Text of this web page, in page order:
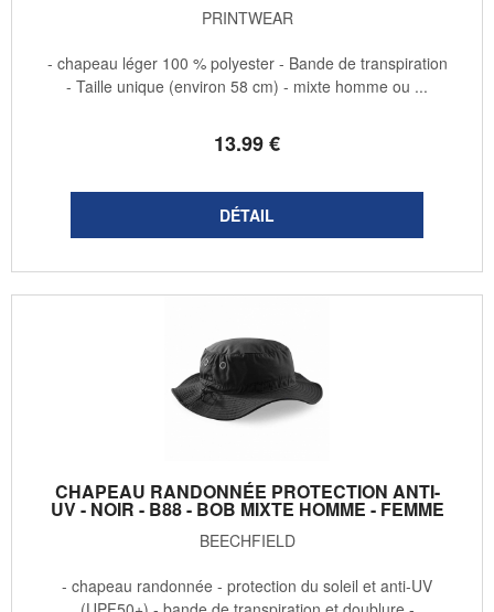
PRINTWEAR
13.99€
- chapeau léger 100 % polyester - Bande de transpiration
- Taille unique (environ 58 cm) - mixte homme ou ...
CHAPEAU RANDONNÉE PROTECTION ANTI-
UV - NOIR - B88 - BOB MIXTE HOMME - FEMME
BEECHFIELD
- chapeau randonnée - protection du soleil et anti-UV